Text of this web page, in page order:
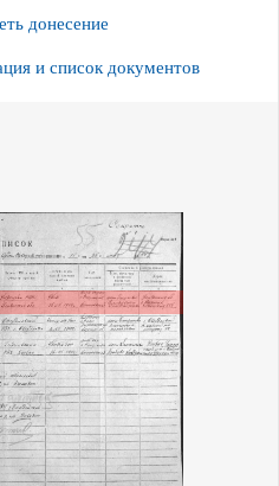
донесение
и список документов